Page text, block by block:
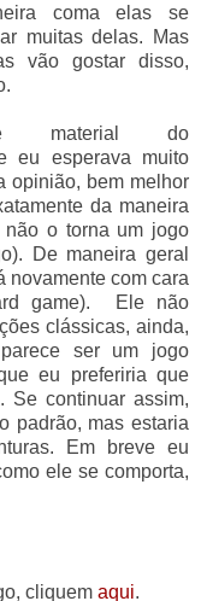
coma elas se
muitas delas. Mas
vão gostar disso,
material do
eu esperava muito
opinião, bem melhor
da maneira
o torna um jogo
De maneira geral
novamente com cara
game). Ele não
clássicas, ainda,
ser um jogo
eu preferiria que
Se continuar assim,
padrão, mas estaria
Em breve eu
ele se comporta,
cliquem aqui.